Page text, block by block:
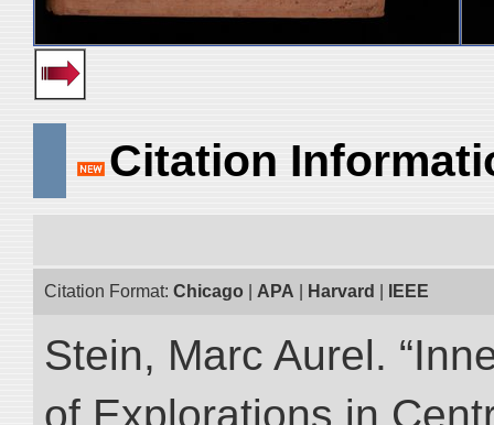
Citation
Citation Format: Chicago APA Harvard IEEE
Stein, Marc Aurel.
of Explorations in